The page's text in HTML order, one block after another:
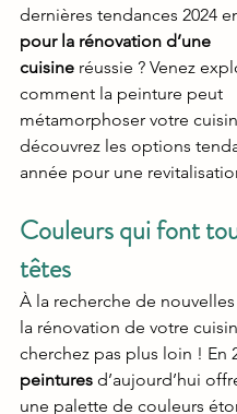
dernières tendances 2024
pour la rénovation d’une
cuisine réussie ? Venez
comment la peinture peut
métamorphoser votre
découvrez les options
année pour une
Couleurs qui font
têtes
À la recherche de
la rénovation de votre
cherchez pas plus loin ! En
peintures d’aujourd’hui
une palette de couleurs